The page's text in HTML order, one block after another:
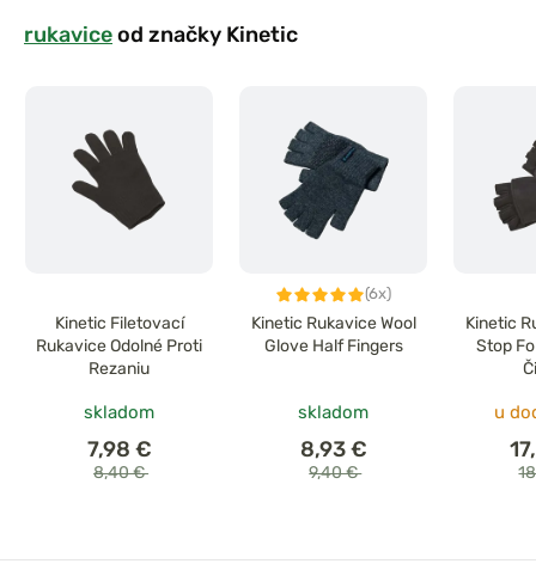
rukaviceod značky Kinetic
Kinetic Filetovací
Rukavice Odolné Proti
Rezaniu
skladom
7,98 €
8,40 €
(6x)
Kinetic Rukavice Wool
Glove Half Fingers
skladom
8,93 €
9,40 €
Kinetic
Stop
u